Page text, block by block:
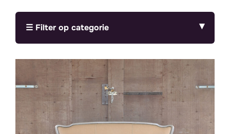
Tafels & bijzettafels
Decoratie